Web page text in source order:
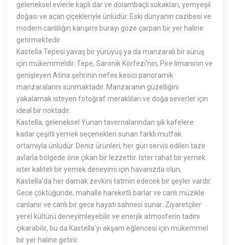
geleneksel evlerle kaplı dar ve dolambaçlı sokakları, yemyeşil
doğası ve açan çiçekleriyle ünlüdür. Eski dünyanın cazibesi ve
modern canlılığın karışımı burayı göze çarpan bir yer haline
getirmektedir.
Kastella Tepesi yavaş bir yürüyüş ya da manzaralı bir sürüş
için mükemmeldir. Tepe, Saronik Körfezi'nin, Pire limanının ve
genişleyen Atina şehrinin nefes kesici panoramik
manzaralarını sunmaktadır. Manzaranın güzelliğini
yakalamak isteyen fotoğraf meraklıları ve doğa severler için
ideal bir noktadır.
Kastella, geleneksel Yunan tavernalarından şık kafelere
kadar çeşitli yemek seçenekleri sunan farklı mutfak
ortamıyla ünlüdür. Deniz ürünleri, her gün servis edilen taze
avlarla bölgede öne çıkan bir lezzettir. İster rahat bir yemek
ister kaliteli bir yemek deneyimi için havanızda olun,
Kastella'da her damak zevkini tatmin edecek bir şeyler vardır.
Gece çöktüğünde, mahalle hareketli barlar ve canlı müzikle
canlanır ve canlı bir gece hayatı sahnesi sunar. Ziyaretçiler
yerel kültürü deneyimleyebilir ve enerjik atmosferin tadını
çıkarabilir, bu da Kastella'yı akşam eğlencesi için mükemmel
bir yer haline getirir.